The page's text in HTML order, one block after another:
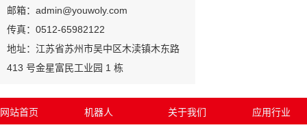
邮箱：admin@youwoly.com
传真：0512-65982122
地址：江苏省苏州市吴中区木渎镇木东路
413 号金星富民工业园 1 栋
网站首页 机器人 关于我们 应用行业